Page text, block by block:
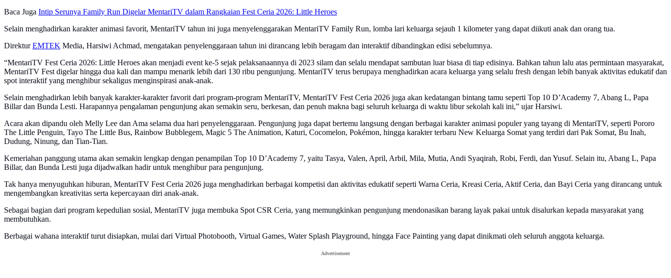
Baca Juga Intip Serunya Family Run Digelar MentariTV dalam Rangkaian Fest Ceria 2026: Little Heroes
Selain menghadirkan karakter animasi favorit, MentariTV tahun ini juga menyelenggarakan MentariTV Family Run, lomba lari keluarga sejauh 1 kilometer yang dapat diikuti anak dan orang tua.
DirekturEMTEK Media, Harsiwi Achmad, mengatakan penyelenggaraan tahun ini dirancang lebih beragam dan interaktif dibandingkan edisi sebelumnya.
“MentariTV Fest Ceria 2026: Little Heroes akan menjadi event ke-5 sejak pelaksanaannya di 2023 silam dan selalu mendapat sambutan luar biasa di tiap edisinya. Bahkan tahun lalu atas permintaan masyarakat,
MentariTV Fest digelar hingga dua kali dan mampu menarik lebih dari 130 ribu pengunjung. MentariTV terus berupaya menghadirkan acara keluarga yang selalu fresh dengan lebih banyak aktivitas edukatif dan
spot interaktif yang menghibur sekaligus menginspirasi anak-anak.
Selain menghadirkan lebih banyak karakter-karakter favorit dari program-program MentariTV, MentariTV Fest Ceria 2026 juga akan kedatangan bintang tamu seperti Top 10 D’Academy 7, Abang L, Papa
Billar dan Bunda Lesti. Harapannya pengalaman pengunjung akan semakin seru, berkesan, dan penuh makna bagi seluruh keluarga di waktu libur sekolah kali ini,” ujar Harsiwi.
Acara akan dipandu oleh Melly Lee dan Ama selama dua hari penyelenggaraan. Pengunjung juga dapat bertemu langsung dengan berbagai karakter animasi populer yang tayang di MentariTV, seperti Pororo
The Little Penguin, Tayo The Little Bus, Rainbow Bubblegem, Magic 5 The Animation, Katuri, Cocomelon, Pokémon, hingga karakter terbaru New Keluarga Somat yang terdiri dari Pak Somat, Bu Inah,
Dudung, Ninung, dan Tian-Tian.
Kemeriahan panggung utama akan semakin lengkap dengan penampilan Top 10 D’Academy 7, yaitu Tasya, Valen, April, Arbil, Mila, Mutia, Andi Syaqirah, Robi, Ferdi, dan Yusuf. Selain itu, Abang L, Papa
Billar, dan Bunda Lesti juga dijadwalkan hadir untuk menghibur para pengunjung.
Tak hanya menyuguhkan hiburan, MentariTV Fest Ceria 2026 juga menghadirkan berbagai kompetisi dan aktivitas edukatif seperti Warna Ceria, Kreasi Ceria, Aktif Ceria, dan Bayi Ceria yang dirancang untuk
mengembangkan kreativitas serta kepercayaan diri anak-anak.
Sebagai bagian dari program kepedulian sosial, MentariTV juga membuka Spot CSR Ceria, yang memungkinkan pengunjung mendonasikan barang layak pakai untuk disalurkan kepada masyarakat yang
membutuhkan.
Berbagai wahana interaktif turut disiapkan, mulai dari Virtual Photobooth, Virtual Games, Water Splash Playground, hingga Face Painting yang dapat dinikmati oleh seluruh anggota keluarga.
Advertisement